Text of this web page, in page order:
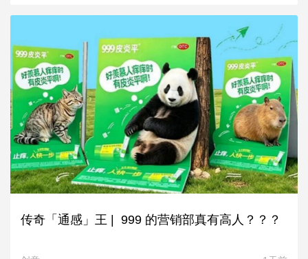
传奇「通感」王 | 999 的营销部真有高人？？？